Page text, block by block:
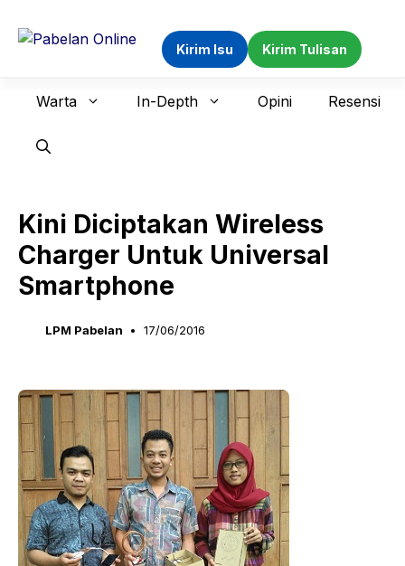
Kirim Isu Kirim Tulisan
Warta In-Depth Opini Resensi
Kini Diciptakan Wireless
Charger Untuk Universal
Smartphone
LPM Pabelan 17/06/2016